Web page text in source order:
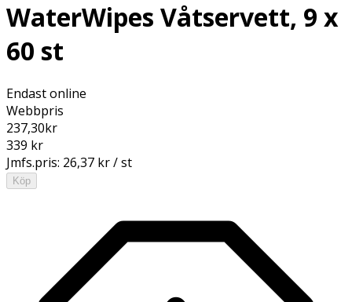
WaterWipes Våtservett, 9 x
60 st
Endast online
Webbpris
237,30kr
339 kr
Jmfs.pris: 26,37 kr / st
Köp